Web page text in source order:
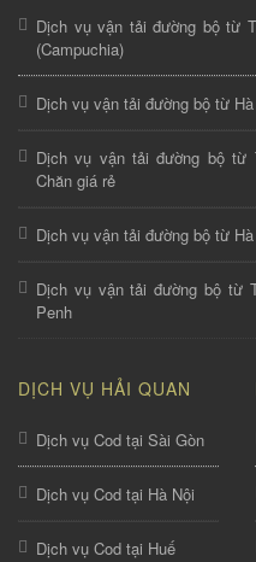
Dịch vụ vận tải đường bộ từ
(Campuchia)
Dịch vụ vận tải đường bộ từ
Dịch vụ vận tải đường bộ từ
Chăn giá rẻ
Dịch vụ vận tải đường bộ từ
Dịch vụ vận tải đường bộ từ
Penh
DỊCH VỤ HẢI QUAN
Dịch vụ Cod tại Sài Gòn
Dịch vụ Cod tại Hà Nội
Dịch vụ Cod tại Huế